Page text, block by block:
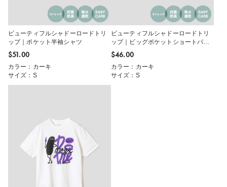
ビューティフルシャドーロードトリ
ップ｜ポケット半袖シャツ
$‌51.00
カラー：カーキ
サイズ：S
ビューティフルシャドーロードトリ
ップ｜ビッグポケットショートパン
ツ
$‌46.00
カラー：カーキ
サイズ：S